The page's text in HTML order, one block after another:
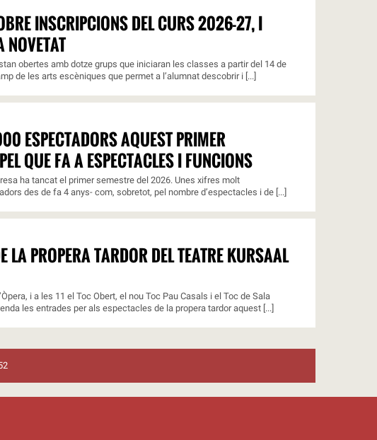
INSCRIPCIONS DEL CURS 2026-27, I
NOVETAT
obertes amb dotze grups que iniciaran les classes a partir del 14 de
de les arts escèniques que permet a l’alumnat descobrir i [...]
ESPECTADORS AQUEST PRIMER
QUE FA A ESPECTACLES I FUNCIONS
ha tancat el primer semestre del 2026. Unes xifres molt
des de fa 4 anys- com, sobretot, pel nombre d’espectacles i de [...]
LA PROPERA TARDOR DEL TEATRE KURSAAL
i a les 11 el Toc Obert, el nou Toc Pau Casals i el Toc de Sala
les entrades per als espectacles de la propera tardor aquest [...]